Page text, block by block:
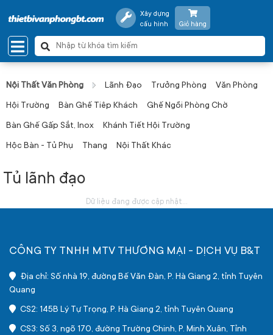
Xây dựng
cấu hình
Giỏ hàng
Nội Thất Văn Phòng Lãnh Đạo Trưởng Phòng Văn Phòng
Hội Trường Bàn Ghế Tiêp Khách Ghế Ngồi Phòng Chờ
Bàn Ghế Gấp Sắt, Inox Khánh Tiết Hội Trường
Hộc Bàn - Tủ Phụ Thang Nội Thất Khác
Tủ lãnh đạo
Dữ liệu đang được cập nhật...
CÔNG TY TNHH MTV THƯƠNG MẠI - DỊCH VỤ B&T
Địa chỉ: Số nhà 19, đường Bế Văn Đàn, P. Hà Giang 2, tỉnh Tuyên
Quang
CS2: 145B Lý Tự Trọng, P. Hà Giang 2, tỉnh Tuyên Quang
CS3: Số 3, ngõ 170, đường Trường Chinh, P. Minh Xuân, Tỉnh